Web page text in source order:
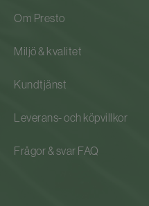
Om Presto
Miljö & kvalitet
Kundtjänst
Leverans- och köpvillkor
Frågor & svar FAQ